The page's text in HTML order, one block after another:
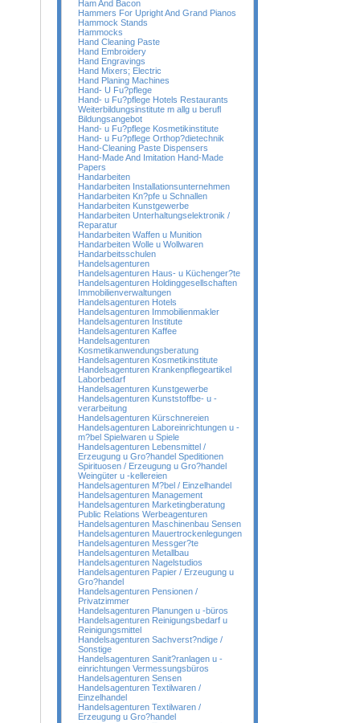
Ham And Bacon
Hammers For Upright And Grand Pianos
Hammock Stands
Hammocks
Hand Cleaning Paste
Hand Embroidery
Hand Engravings
Hand Mixers; Electric
Hand Planing Machines
Hand- U Fu?pflege
Hand- u Fu?pflege Hotels Restaurants
Weiterbildungsinstitute m allg u berufl
Bildungsangebot
Hand- u Fu?pflege Kosmetikinstitute
Hand- u Fu?pflege Orthop?dietechnik
Hand-Cleaning Paste Dispensers
Hand-Made And Imitation Hand-Made
Papers
Handarbeiten
Handarbeiten Installationsunternehmen
Handarbeiten Kn?pfe u Schnallen
Handarbeiten Kunstgewerbe
Handarbeiten Unterhaltungselektronik /
Reparatur
Handarbeiten Waffen u Munition
Handarbeiten Wolle u Wollwaren
Handarbeitsschulen
Handelsagenturen
Handelsagenturen Haus- u Küchenger?te
Handelsagenturen Holdinggesellschaften
Immobilienverwaltungen
Handelsagenturen Hotels
Handelsagenturen Immobilienmakler
Handelsagenturen Institute
Handelsagenturen Kaffee
Handelsagenturen
Kosmetikanwendungsberatung
Handelsagenturen Kosmetikinstitute
Handelsagenturen Krankenpflegeartikel
Laborbedarf
Handelsagenturen Kunstgewerbe
Handelsagenturen Kunststoffbe- u -
verarbeitung
Handelsagenturen Kürschnereien
Handelsagenturen Laboreinrichtungen u -
m?bel Spielwaren u Spiele
Handelsagenturen Lebensmittel /
Erzeugung u Gro?handel Speditionen
Spirituosen / Erzeugung u Gro?handel
Weingüter u -kellereien
Handelsagenturen M?bel / Einzelhandel
Handelsagenturen Management
Handelsagenturen Marketingberatung
Public Relations Werbeagenturen
Handelsagenturen Maschinenbau Sensen
Handelsagenturen Mauertrockenlegungen
Handelsagenturen Messger?te
Handelsagenturen Metallbau
Handelsagenturen Nagelstudios
Handelsagenturen Papier / Erzeugung u
Gro?handel
Handelsagenturen Pensionen /
Privatzimmer
Handelsagenturen Planungen u -büros
Handelsagenturen Reinigungsbedarf u
Reinigungsmittel
Handelsagenturen Sachverst?ndige /
Sonstige
Handelsagenturen Sanit?ranlagen u -
einrichtungen Vermessungsbüros
Handelsagenturen Sensen
Handelsagenturen Textilwaren /
Einzelhandel
Handelsagenturen Textilwaren /
Erzeugung u Gro?handel